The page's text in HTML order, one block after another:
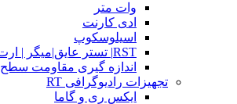
وات متر
ادی کارنت
اسیلوسکوپ
RST| تستر عایق|میگر | ارت سنج
اندازه گیری مقاومت سطح
تجهیزات رادیوگرافی RT
ایکس ری و گاما